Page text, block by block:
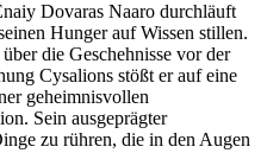
Dovaras Naaro durchläuft
Hunger auf Wissen stillen.
die Geschehnisse vor der
Cysalions stößt er auf eine
geheimnisvollen
Sein ausgeprägter
zu rühren, die in den Augen